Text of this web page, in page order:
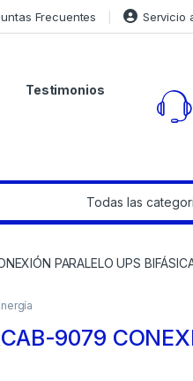
Frecuentes Servicio
Testimonios
PARALELO UPS
9079